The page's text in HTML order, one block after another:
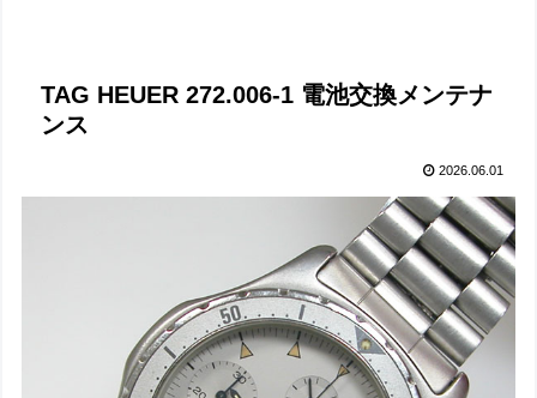
TAG HEUER 272.006-1 電池交換メンテナ
ンス
2026.06.01